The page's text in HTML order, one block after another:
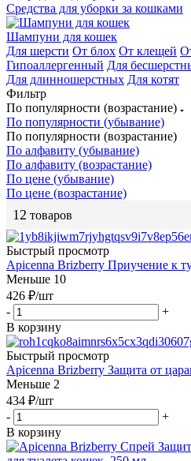
Средства для уборки за кошками
Шампуни для кошек
Для шерсти От блох От клещей
Гипоаллергенный Для
Для длинношерстных Для котят
Фильтр
По популярности (возрастание)
По популярности (убывание)
По популярности (возрастание)
По алфавиту (убывание)
По алфавиту (возрастание)
По цене (убывание)
По цене (возрастание)
12 товаров
Быстрый просмотр
Apicenna Brizberry Приучение к
Меньше 10
426 ₽/шт
-
+
В корзину
Быстрый просмотр
Apicenna Brizberry Защита от
Меньше 2
434 ₽/шт
-
+
В корзину